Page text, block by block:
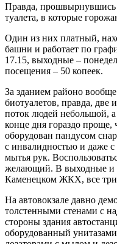
Правда,
туалета, в которые
Один из них платный,
башни и работает по
17.15, выходные –
посещения – 50 копеек.
За зданием районо
биотуалетов, правда,
поток людей небольшой,
конце дня гораздо проще,
оборудован пандусом
с инвалидностью и даже с
мытья рук.
желающий. В выходные и
Каменецком ЖКХ, все
На автовокзале давно
толстенными стенами с
стороны здания
оборудованный